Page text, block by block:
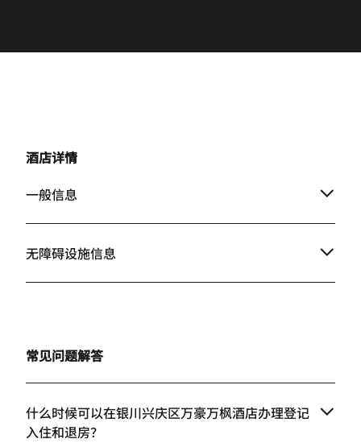
酒店详情
一般信息
无障碍设施信息
常见问题解答
什么时候可以在银川兴庆区万豪万枫酒店办理登记
入住和退房？